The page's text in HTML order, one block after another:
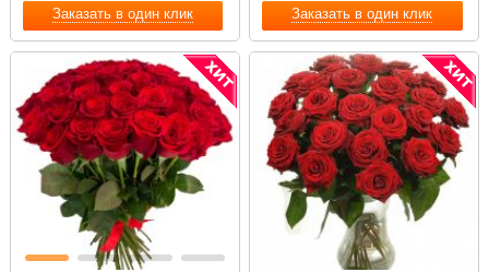
Заказать в один клик Заказать в один клик